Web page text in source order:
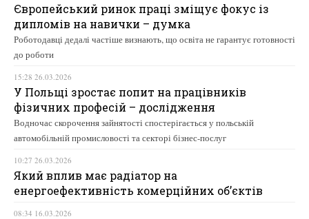
Європейський ринок праці зміщує фокус із
дипломів на навички – думка
Роботодавці дедалі частіше визнають, що освіта не гарантує готовності
до роботи
15:28 26.03.2026
У Польщі зростає попит на працівників
фізичних професій – дослідження
Водночас скорочення зайнятості спостерігається у польській
автомобільній промисловості та секторі бізнес-послуг
10:27 26.03.2026
Який вплив має радіатор на
енергоефективність комерційних об’єктів
08:34 16.03.2026